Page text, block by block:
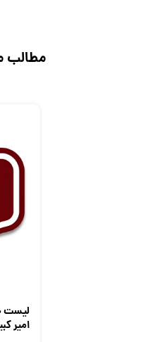
مطالب
لیست
امیر کبیر